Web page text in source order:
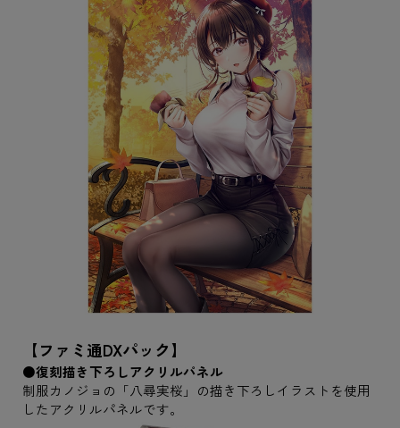
【ファミ通DXパック】
●復刻描き下ろしアクリルパネル
制服カノジョの「八尋実桜」の描き下ろしイラストを使用
したアクリルパネルです。